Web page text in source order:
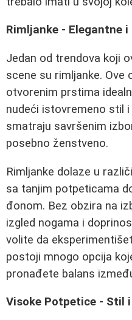
Rimljanke - Elegantne i
Jedan od trendova koji
scene su rimljanke. Ove
otvorenim prstima
nudeći istovremeno stil
smatraju savršenim
posebno ženstveno.
Rimljanke dolaze u
sa tanjim potpeticama
đonom. Bez obzira na
izgled nogama i
volite da
postoji mnogo opcija
pronađete balans
Visoke Potpetice - Stil